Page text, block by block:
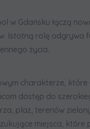
w Gdańsku łączą
Istotną rolę
życia.
charakterze,
dostęp do
plaż, terenów
miejsca,